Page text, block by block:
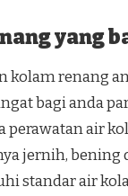
yang
kolam renang
bagi anda
perawatan air
jernih, bening
standar air